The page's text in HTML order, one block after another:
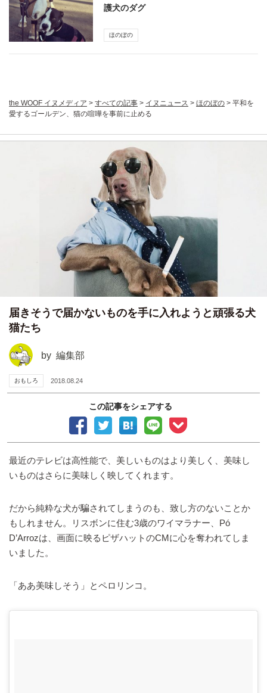
護犬のダグ
ほのぼの
the WOOF イヌメディア > すべての記事 > イヌニュース > ほのぼの > 平和を
愛するゴールデン、猫の喧嘩を事前に止める
届きそうで届かないものを手に入れようと頑張る犬
猫たち
by 編集部
おもしろ 2018.08.24
この記事をシェアする
最近のテレビは高性能で、美しいものはより美しく、美味し
いものはさらに美味しく映してくれます。
だから純粋な犬が騙されてしまうのも、致し方のないことか
もしれません。リスボンに住む3歳のワイマラナー、Pó
D’Arrozは、画面に映るピザハットのCMに心を奪われてしま
いました。
「ああ美味しそう」とペロリンコ。